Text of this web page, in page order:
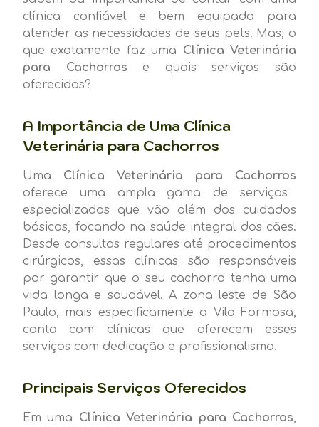
clínica confiável e bem equipada para
atender as necessidades de seus pets. Mas, o
que exatamente faz uma Clínica Veterinária
para Cachorros e quais serviços são
oferecidos?
A Importância de Uma Clínica
Veterinária para Cachorros
Uma Clínica Veterinária para Cachorros
oferece uma ampla gama de serviços
especializados que vão além dos cuidados
básicos, focando na saúde integral dos cães.
Desde consultas regulares até procedimentos
cirúrgicos, essas clínicas são responsáveis
por garantir que o seu cachorro tenha uma
vida longa e saudável. A zona leste de São
Paulo, mais especificamente a Vila Formosa,
conta com clínicas que oferecem esses
serviços com dedicação e profissionalismo.
Principais Serviços Oferecidos
Em uma Clínica Veterinária para Cachorros,